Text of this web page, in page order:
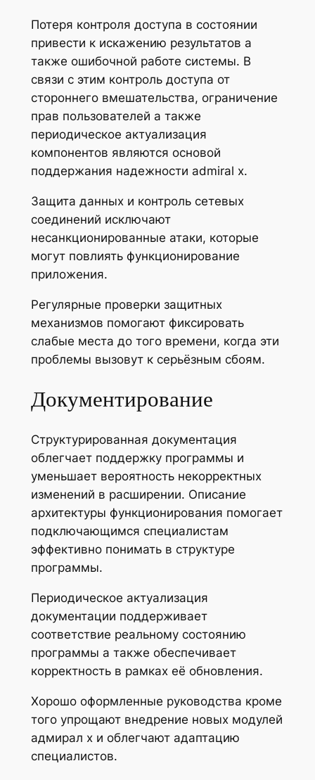
Потеря контроля доступа в состоянии
привести к искажению результатов а
также ошибочной работе системы. В
связи с этим контроль доступа от
стороннего вмешательства, ограничение
прав пользователей а также
периодическое актуализация
компонентов являются основой
поддержания надежности admiral x.
Защита данных и контроль сетевых
соединений исключают
несанкционированные атаки, которые
могут повлиять функционирование
приложения.
Регулярные проверки защитных
механизмов помогают фиксировать
слабые места до того времени, когда эти
проблемы вызовут к серьёзным сбоям.
Документирование
Структурированная документация
облегчает поддержку программы и
уменьшает вероятность некорректных
изменений в расширении. Описание
архитектуры функционирования помогает
подключающимся специалистам
эффективно понимать в структуре
программы.
Периодическое актуализация
документации поддерживает
соответствие реальному состоянию
программы а также обеспечивает
корректность в рамках её обновления.
Хорошо оформленные руководства кроме
того упрощают внедрение новых модулей
адмирал х и облегчают адаптацию
специалистов.